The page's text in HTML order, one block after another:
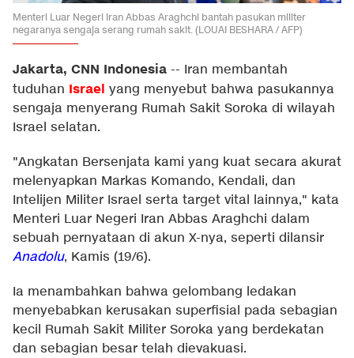
Menteri Luar Negeri Iran Abbas Araghchi bantah pasukan militer
negaranya sengaja serang rumah sakit. (LOUAI BESHARA / AFP)
Jakarta, CNN Indonesia -- Iran membantah
tuduhan Israel yang menyebut bahwa pasukannya
sengaja menyerang Rumah Sakit Soroka di wilayah
Israel selatan.
"Angkatan Bersenjata kami yang kuat secara akurat
melenyapkan Markas Komando, Kendali, dan
Intelijen Militer Israel serta target vital lainnya," kata
Menteri Luar Negeri Iran Abbas Araghchi dalam
sebuah pernyataan di akun X-nya, seperti dilansir
Anadolu, Kamis (19/6).
Ia menambahkan bahwa gelombang ledakan
menyebabkan kerusakan superfisial pada sebagian
kecil Rumah Sakit Militer Soroka yang berdekatan
dan sebagian besar telah dievakuasi.